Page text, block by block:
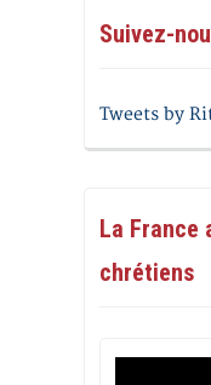
Suivez-
Tweets by
La
chrétiens